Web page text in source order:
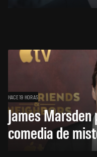
HACE 19 HORAS
James
comedia de